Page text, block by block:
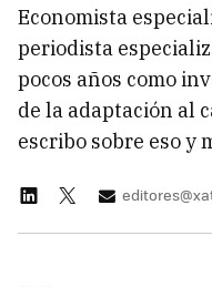
Economista
periodista
pocos años como
de la adaptación al
escribo sobre eso y